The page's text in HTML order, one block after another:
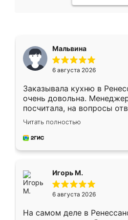
Мальвина
6 августа 2026
Заказывала кухню в
очень довольна.
посчитала, на вопросы
Замерщик приехал в
делу со всей
за день, ребята работали
Читать полностью
Игорь М.
6 августа 2026
На самом деле в